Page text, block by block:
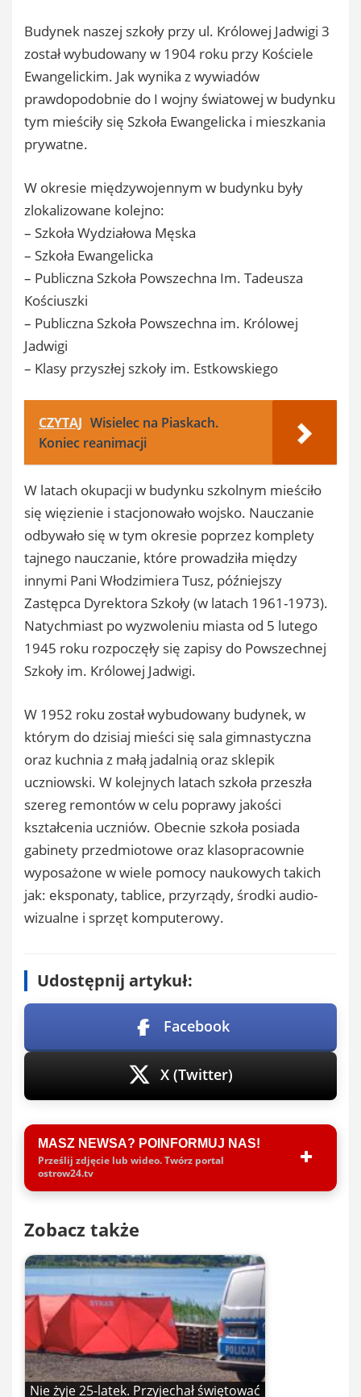
Budynek naszej szkoły przy ul. Królowej Jadwigi 3
został wybudowany w 1904 roku przy Kościele
Ewangelickim. Jak wynika z wywiadów
prawdopodobnie do I wojny światowej w budynku
tym mieściły się Szkoła Ewangelicka i mieszkania
prywatne.
W okresie międzywojennym w budynku były
zlokalizowane kolejno:
– Szkoła Wydziałowa Męska
– Szkoła Ewangelicka
– Publiczna Szkoła Powszechna Im. Tadeusza
Kościuszki
– Publiczna Szkoła Powszechna im. Królowej
Jadwigi
– Klasy przyszłej szkoły im. Estkowskiego
CZYTAJ Wisielec na Piaskach.
Koniec reanimacji
W latach okupacji w budynku szkolnym mieściło
się więzienie i stacjonowało wojsko. Nauczanie
odbywało się w tym okresie poprzez komplety
tajnego nauczanie, które prowadziła między
innymi Pani Włodzimiera Tusz, późniejszy
Zastępca Dyrektora Szkoły (w latach 1961-1973).
Natychmiast po wyzwoleniu miasta od 5 lutego
1945 roku rozpoczęły się zapisy do Powszechnej
Szkoły im. Królowej Jadwigi.
W 1952 roku został wybudowany budynek, w
którym do dzisiaj mieści się sala gimnastyczna
oraz kuchnia z małą jadalnią oraz sklepik
uczniowski. W kolejnych latach szkoła przeszła
szereg remontów w celu poprawy jakości
kształcenia uczniów. Obecnie szkoła posiada
gabinety przedmiotowe oraz klasopracownie
wyposażone w wiele pomocy naukowych takich
jak: eksponaty, tablice, przyrządy, środki audio-
wizualne i sprzęt komputerowy.
Udostępnij artykuł:
Facebook
X (Twitter)
MASZ NEWSA? POINFORMUJ NAS!
Prześlij zdjęcie lub wideo. Twórz portal
ostrow24.tv
Zobacz także
Nie żyje 25-latek. Przyjechał świętować